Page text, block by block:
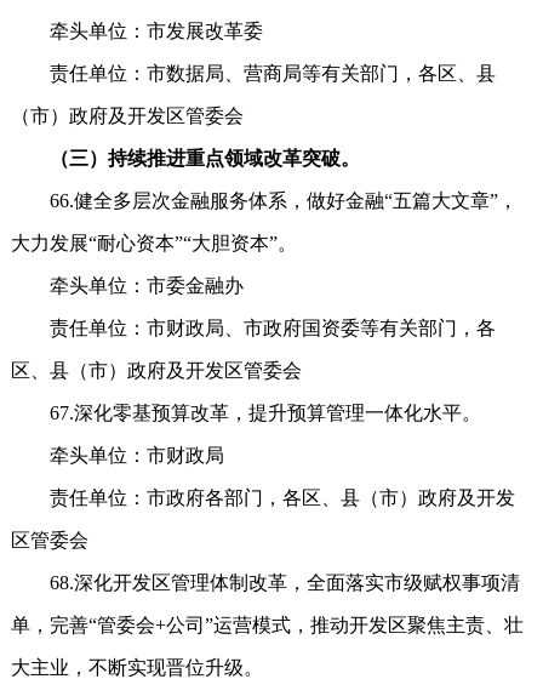
牵头单位：市发展改革委
责任单位：市数据局、营商局等有关部门，各区、县
（市）政府及开发区管委会
（三）持续推进重点领域改革突破。
66.健全多层次金融服务体系，做好金融“五篇大文章”，
大力发展“耐心资本”“大胆资本”。
牵头单位：市委金融办
责任单位：市财政局、市政府国资委等有关部门，各
区、县（市）政府及开发区管委会
67.深化零基预算改革，提升预算管理一体化水平。
牵头单位：市财政局
责任单位：市政府各部门，各区、县（市）政府及开发
区管委会
68.深化开发区管理体制改革，全面落实市级赋权事项清
单，完善“管委会+公司”运营模式，推动开发区聚焦主责、壮
大主业，不断实现晋位升级。